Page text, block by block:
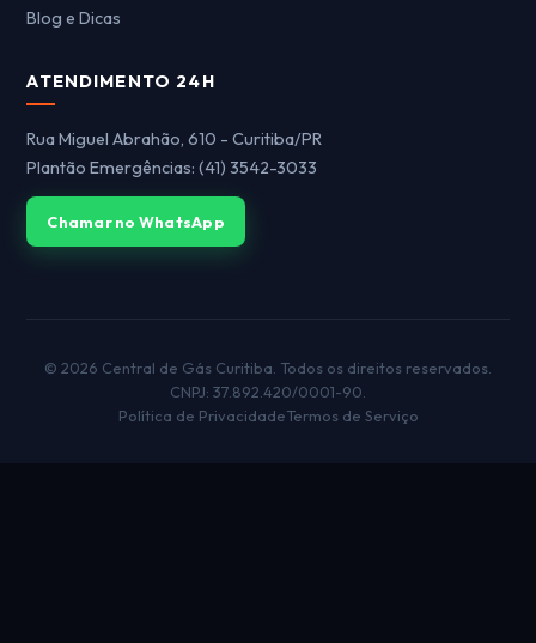
Blog e Dicas
ATENDIMENTO 24H
Rua Miguel Abrahão, 610 - Curitiba/PR
Plantão Emergências: (41) 3542-3033
Chamar no WhatsApp
© 2026 Central de Gás Curitiba. Todos os direitos reservados.
CNPJ: 37.892.420/0001-90.
Política de PrivacidadeTermos de Serviço